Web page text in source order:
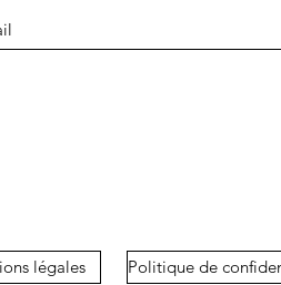
légales Politique de